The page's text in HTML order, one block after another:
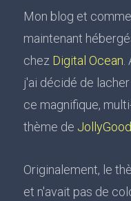
Mon blog et
maintenant
chez Digital Ocean
j'ai décidé de lacher
ce magnifique,
thème de
Originalement, le
et n'avait pas de